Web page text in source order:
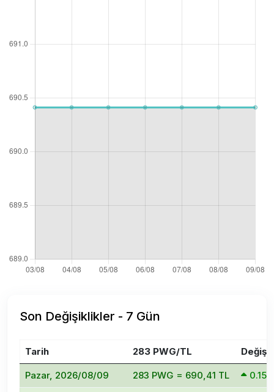
Son Değişiklikler - 7 Gün
Tarih 283 PWG/TL
Pazar, 2026/08/09 283 PWG = 690,41 TL